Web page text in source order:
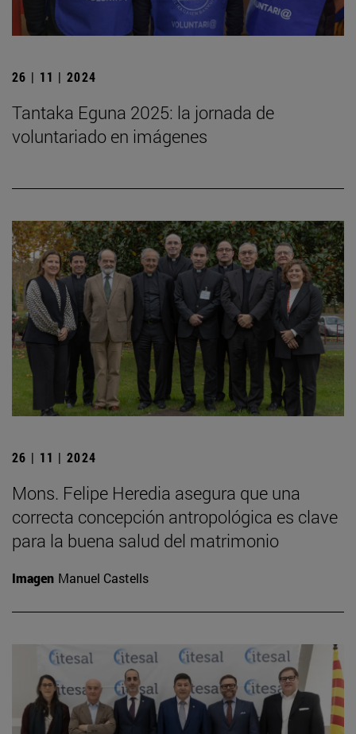
26 | 11 | 2024
Tantaka Eguna 2025: la jornada de
voluntariado en imágenes
26 | 11 | 2024
Mons. Felipe Heredia asegura que una
correcta concepción antropológica es clave
para la buena salud del matrimonio
Imagen Manuel Castells